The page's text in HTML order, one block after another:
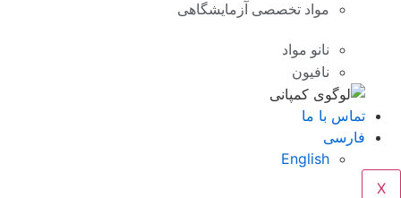
مواد تخصصی آزمایشگاهی
نانو مواد
نافیون
تماس با ما
فارسی
English